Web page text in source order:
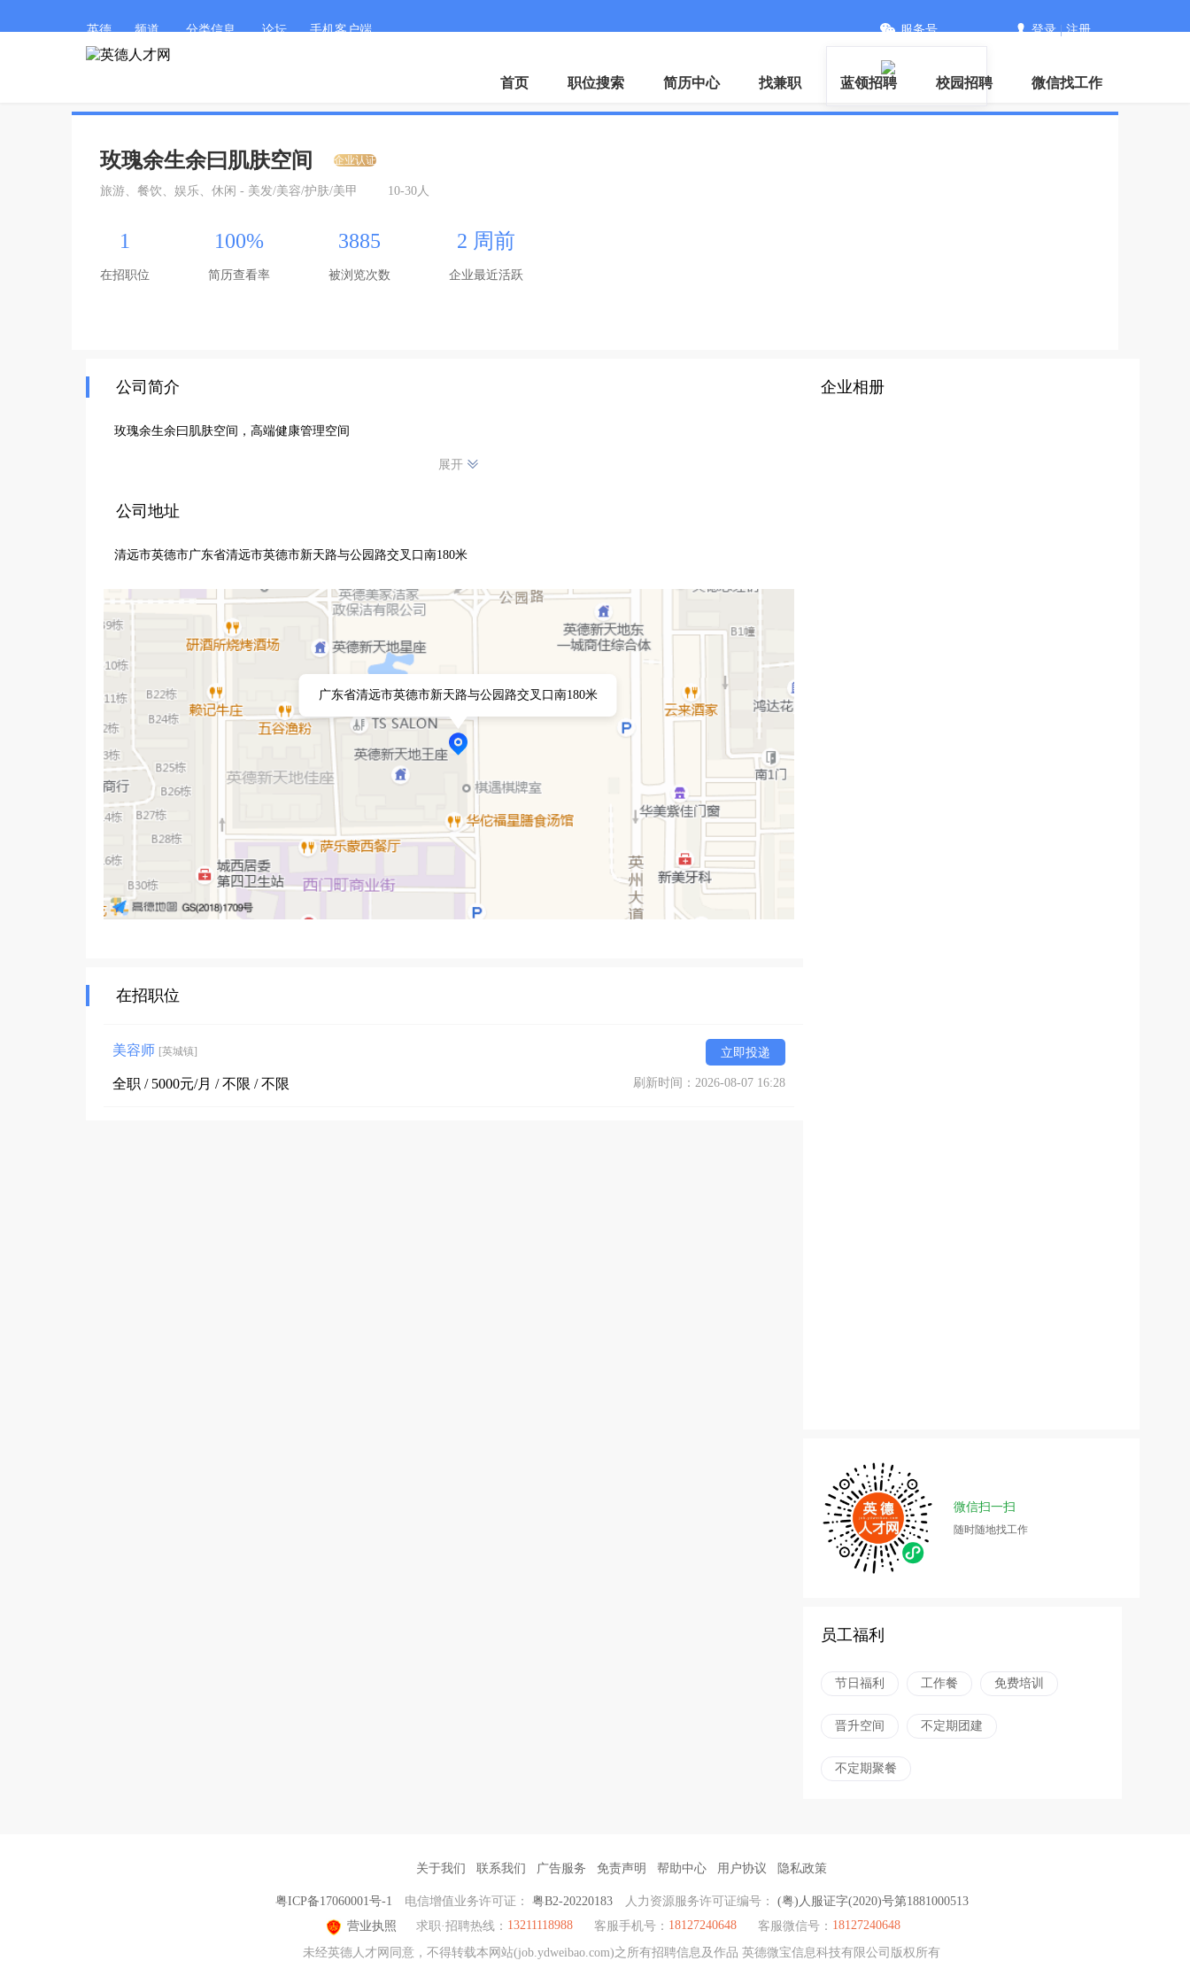
英德 频道 分类信息 论坛 手机客户端
微信
服务号 登录|注册
首页 职位搜索 简历中心 找兼职 蓝领招聘 校园招聘 微信找工作
玫瑰余生余曰肌肤空间 企业认证
旅游、餐饮、娱乐、休闲 - 美发/美容/护肤/美甲 10-30人
1
在招职位
100%
简历查看率
3885
被浏览次数
2 周前
企业最近活跃
公司简介
玫瑰余生余曰肌肤空间，高端健康管理空间
展开
公司地址
清远市英德市广东省清远市英德市新天路与公园路交叉口南180米
广东省清远市英德市新天路与公园路交叉口南180米
在招职位
美容师 [英城镇] 立即投递
全职 / 5000元/月 / 不限 / 不限 刷新时间：2026-08-07 16:28
企业相册
微信扫一扫
随时随地找工作
员工福利
节日福利 工作餐 免费培训
晋升空间 不定期团建
不定期聚餐
关于我们 联系我们 广告服务 免责声明 帮助中心 用户协议 隐私政策
粤ICP备17060001号-1 电信增值业务许可证： 粤B2-20220183 人力资源服务许可证编号： (粤)人服证字(2020)号第1881000513
营业执照
求职·招聘热线： 13211118988 客服手机号： 18127240648 客服微信号： 18127240648
未经英德人才网同意，不得转载本网站(job.ydweibao.com)之所有招聘信息及作品 英德微宝信息科技有限公司版权所有